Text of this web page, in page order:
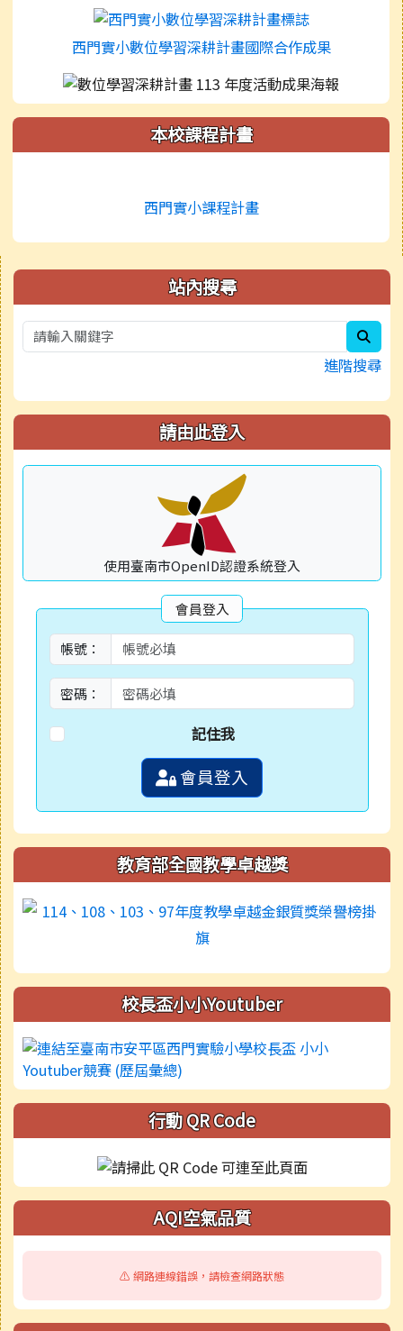
西門實小數位學習深耕計畫國際合作成果
本校課程計畫
西門實小課程計畫
右邊區域內容 站內搜尋
進階搜尋
請由此登入
使用臺南市OpenID認證系統登入
會員登入
帳號：
密碼：
記住我
會員登入
教育部全國教學卓越獎
校長盃小小Youtuber
行動 QR Code
AQI空氣品質
⚠️ 網路連線錯誤，請檢查網路狀態